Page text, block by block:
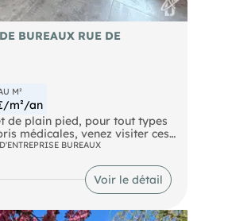
BUREAUX RUE DE
M²
m²/an
de plain pied, pour tout types
médicales, venez visiter ces
d'un open space et de 4
de 7 places de parking.
Loyer mensuel: 2000 € HT.
sur charges: 150 € (taxe
de location et de rédaction
BUREAUX
Voir le détail